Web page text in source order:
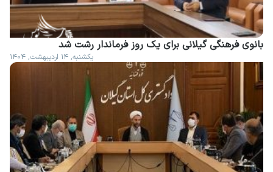
بانوی فرهنگی گیلانی برای یک روز فرماندار رشت شد
یکشنبه, ۱۴ اردیبهشت, ۱۴۰۴